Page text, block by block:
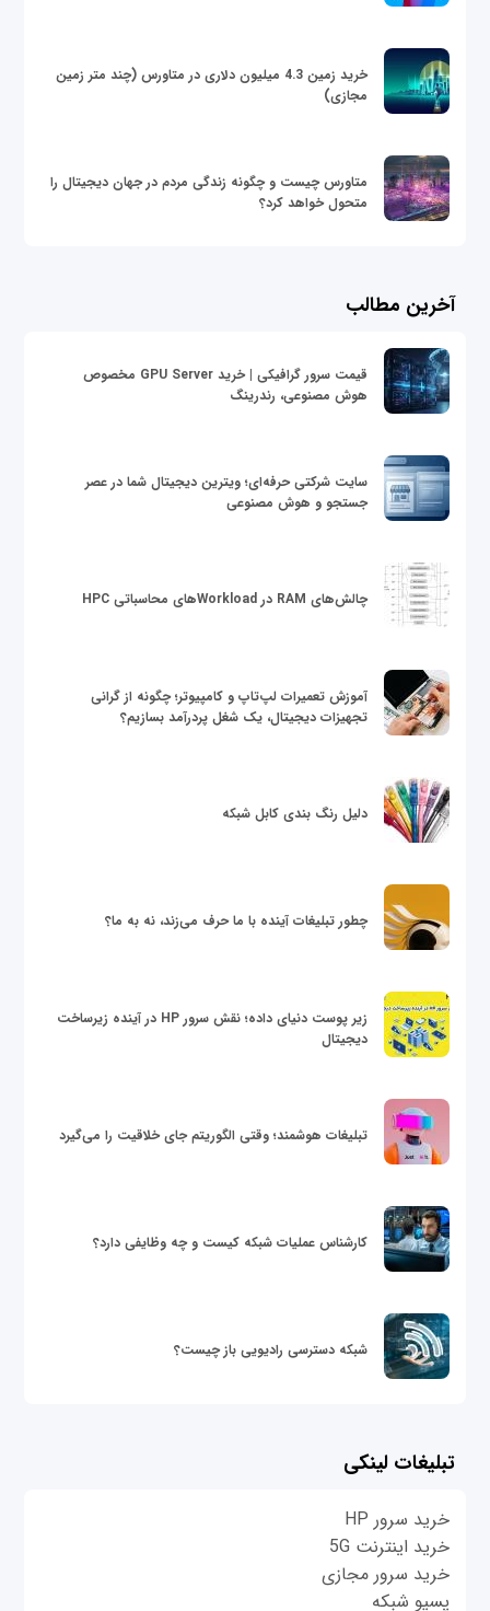
خرید زمین 4.3 میلیون دلاری در متاورس (چند متر زمین
مجازی)
متاورس چیست و چگونه زندگی مردم در جهان دیجیتال را
متحول خواهد کرد؟
آخرین مطالب
قیمت سرور گرافیکی | خرید GPU Server مخصوص
هوش مصنوعی، رندرینگ
سایت شرکتی حرفه‌ای؛ ویترین دیجیتال شما در عصر
جستجو و هوش مصنوعی
چالش‌های RAM در Workloadهای محاسباتی HPC
آموزش تعمیرات لپ‌تاپ و کامپیوتر؛ چگونه از گرانی
تجهیزات دیجیتال، یک شغل پردرآمد بسازیم؟
دلیل رنگ بندی کابل شبکه
چطور تبلیغات آینده با ما حرف می‌زند، نه به ما؟
زیر پوست دنیای داده؛ نقش سرور HP در آینده زیرساخت
دیجیتال
تبلیغات هوشمند؛ وقتی الگوریتم جای خلاقیت را می‌گیرد
کارشناس عملیات شبکه کیست و چه وظایفی دارد؟
شبکه دسترسی رادیویی باز چیست؟
تبلیغات لینکی
خرید سرور HP
خرید اینترنت 5G
خرید سرور مجازی
پسیو شبکه